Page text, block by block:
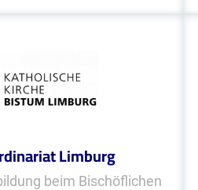
Limburg
beim Bischöflichen